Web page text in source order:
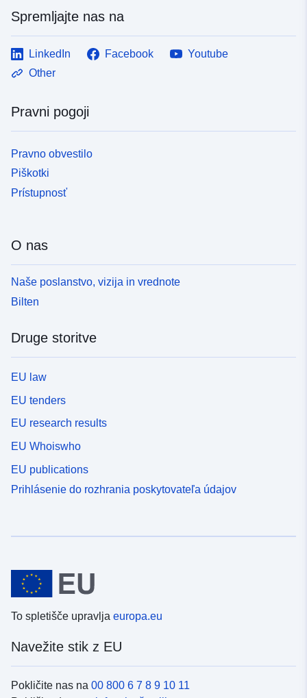
Spremljajte nas na
LinkedIn Facebook
Youtube
Other
Pravni pogoji
Pravno obvestilo
Piškotki
Prístupnosť
O nas
Naše poslanstvo, vizija in vrednote
Bilten
Druge storitve
EU law
EU tenders
EU research results
EU Whoiswho
EU publications
Prihlásenie do rozhrania poskytovateľa údajov
To spletišče upravlja europa.eu
Navežite stik z EU
Pokličite nas na 00 800 6 7 8 9 10 11